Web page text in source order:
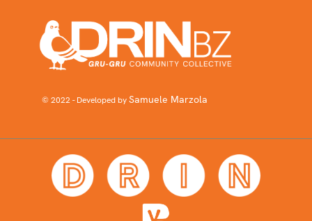
© 2022 - Developed bySamuele Marzola